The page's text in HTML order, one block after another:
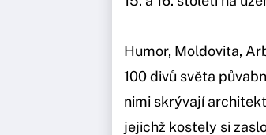
Humor, Moldovita,
100 divů světa
nimi skrývají
jejichž kostely si